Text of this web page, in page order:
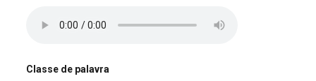
Classe de palavra